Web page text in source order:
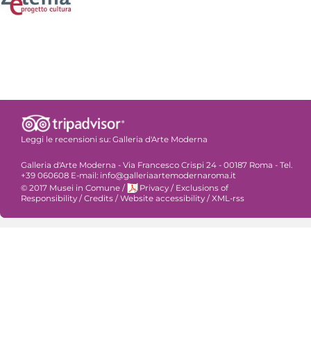
Leggi le recensioni su: Galleria d'Arte Moderna
Galleria d'Arte Moderna - Via Francesco Crispi 24 - 00187 Roma - Tel.
+39 060608 E-mail: info@galleriaartemodernaroma.it
© 2017 Musei in Comune / Privacy / Exclusions of
Responsibility /Credits /Website accessibility /XML-rss